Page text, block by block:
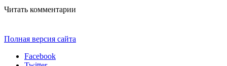
Читать комментарии
Полная версия сайта
Facebook